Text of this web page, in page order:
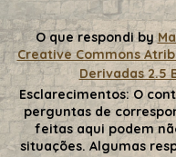
O que respondiby
Creative Commons
Derivadas 2.5
Esclarecimentos:O
perguntas de
feitas aqui podem
situações. Algumas